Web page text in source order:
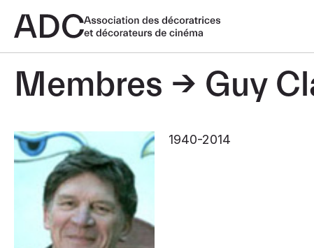
Membres Guy
1940-2014